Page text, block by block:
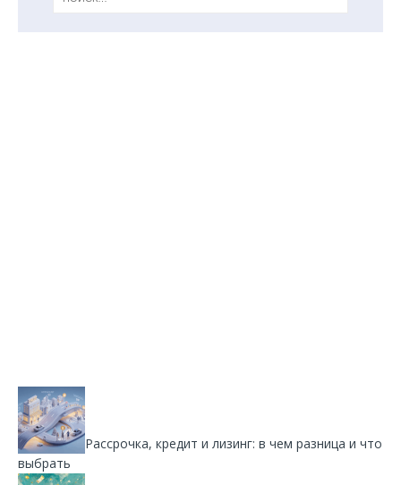
Рассрочка, кредит и лизинг: в чем разница и что
выбрать